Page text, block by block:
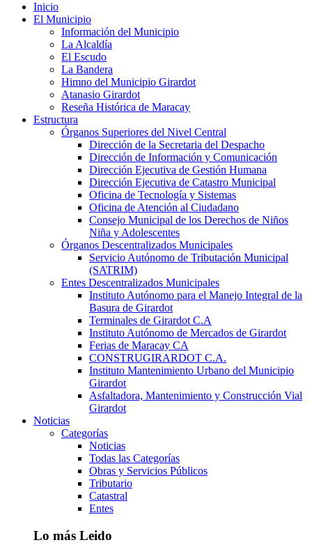
Inicio
El Municipio
Información del Municipio
La Alcaldía
El Escudo
La Bandera
Himno del Municipio Girardot
Atanasio Girardot
Reseña Histórica de Maracay
Estructura
Órganos Superiores del Nivel Central
Dirección de la Secretaria del Despacho
Dirección de Información y Comunicación
Dirección Ejecutiva de Gestión Humana
Dirección Ejecutiva de Catastro Municipal
Oficina de Tecnología y Sistemas
Oficina de Atención al Ciudadano
Consejo Municipal de los Derechos de Niños
Niña y Adolescentes
Órganos Descentralizados Municipales
Servicio Autónomo de Tributación Municipal
(SATRIM)
Entes Descentralizados Municipales
Instituto Autónomo para el Manejo Integral de la
Basura de Girardot
Terminales de Girardot C.A
Instituto Autónomo de Mercados de Girardot
Ferias de Maracay CA
CONSTRUGIRARDOT C.A.
Instituto Mantenimiento Urbano del Municipio
Girardot
Asfaltadora, Mantenimiento y Construcción Vial
Girardot
Noticias
Categorías
Noticias
Todas las Categorías
Obras y Servicios Públicos
Tributario
Catastral
Entes
Lo más Leido